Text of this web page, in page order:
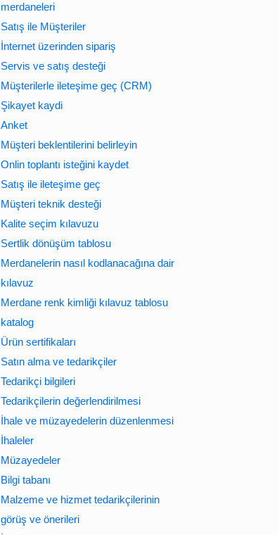
merdaneleri
Satış ile Müşteriler
İnternet üzerinden sipariş
Servis ve satış desteği
Müşterilerle ileteşime geç (CRM)
Şikayet kaydi
Anket
Müşteri beklentilerini belirleyin
Onlin toplantı isteğini kaydet
Satış ile ileteşime geç
Müşteri teknik desteği
Kalite seçim kılavuzu
Sertlik dönüşüm tablosu
Merdanelerin nasıl kodlanacağına dair
kılavuz
Merdane renk kimliği kılavuz tablosu
katalog
Ürün sertifikaları
Satın alma ve tedarikçiler
Tedarikçi bilgileri
Tedarikçilerin değerlendirilmesi
İhale ve müzayedelerin düzenlenmesi
İhaleler
Müzayedeler
Bilgi tabanı
Malzeme ve hizmet tedarikçilerinin
görüş ve önerileri